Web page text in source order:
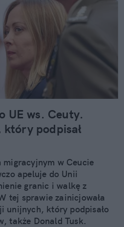
UE ws. Ceuty.
który podpisał
w Ceucie
apeluje do Unii
granic i walkę z
tej sprawie zainicjowała
unijnych, który podpisało
także Donald Tusk.